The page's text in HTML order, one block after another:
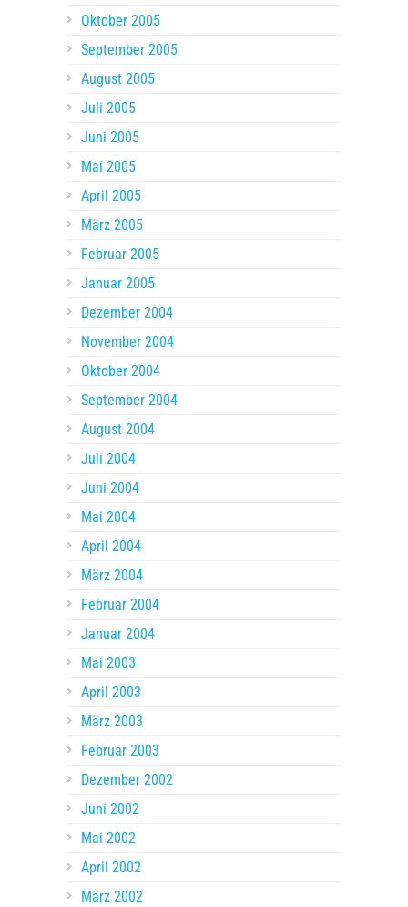
Oktober 2005
September 2005
August 2005
Juli 2005
Juni 2005
Mai 2005
April 2005
März 2005
Februar 2005
Januar 2005
Dezember 2004
November 2004
Oktober 2004
September 2004
August 2004
Juli 2004
Juni 2004
Mai 2004
April 2004
März 2004
Februar 2004
Januar 2004
Mai 2003
April 2003
März 2003
Februar 2003
Dezember 2002
Juni 2002
Mai 2002
April 2002
März 2002